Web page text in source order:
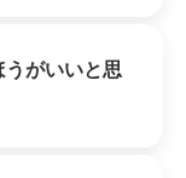
がいいと思